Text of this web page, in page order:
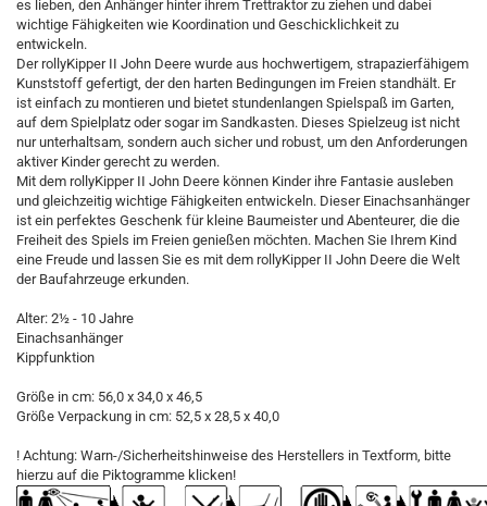
es lieben, den Anhänger hinter ihrem Trettraktor zu ziehen und dabei
wichtige Fähigkeiten wie Koordination und Geschicklichkeit zu
entwickeln.
Der rollyKipper II John Deere wurde aus hochwertigem, strapazierfähigem
Kunststoff gefertigt, der den harten Bedingungen im Freien standhält. Er
ist einfach zu montieren und bietet stundenlangen Spielspaß im Garten,
auf dem Spielplatz oder sogar im Sandkasten. Dieses Spielzeug ist nicht
nur unterhaltsam, sondern auch sicher und robust, um den Anforderungen
aktiver Kinder gerecht zu werden.
Mit dem rollyKipper II John Deere können Kinder ihre Fantasie ausleben
und gleichzeitig wichtige Fähigkeiten entwickeln. Dieser Einachsanhänger
ist ein perfektes Geschenk für kleine Baumeister und Abenteurer, die die
Freiheit des Spiels im Freien genießen möchten. Machen Sie Ihrem Kind
eine Freude und lassen Sie es mit dem rollyKipper II John Deere die Welt
der Baufahrzeuge erkunden.
Alter: 2½ - 10 Jahre
Einachsanhänger
Kippfunktion
Größe in cm: 56,0 x 34,0 x 46,5
Größe Verpackung in cm: 52,5 x 28,5 x 40,0
! Achtung: Warn-/Sicherheitshinweise des Herstellers in Textform, bitte
hierzu auf die Piktogramme klicken!